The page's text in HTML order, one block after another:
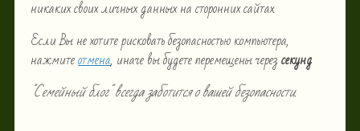
никаких своих личных данных на сторонних сайтах.
Если Вы не хотите рисковать безопасностью компьютера,
нажмитеотмена, иначе вы будете перемещены черезсекунд
"Семейный блог" всегда заботится о вашей безопасности.